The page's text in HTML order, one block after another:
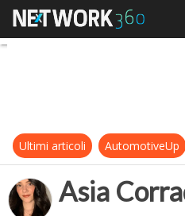
Asia
Ultimi articoli AutomotiveUp
Asia